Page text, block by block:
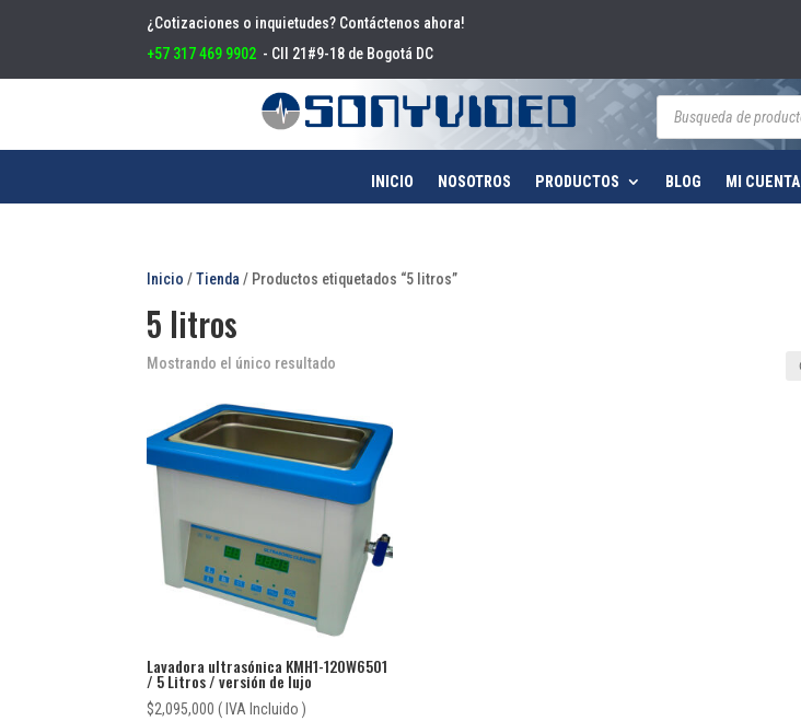
¿Cotizaciones o inquietudes? Contáctenos ahora!
+57 317 469 9902 - Cll 21#9-18 de Bogotá DC
Búsqueda
INICIO NOSOTROS PRODUCTOS BLOG MI CUENTA
Inicio /Tienda / Productos etiquetados “5 litros”
5 litros
Mostrando el único resultado
Lavadora ultrasónica KMH1-120W6501
/ 5 Litros / versión de lujo
$2,095,000 ( IVA Incluido )